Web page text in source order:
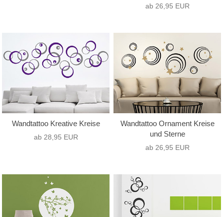
ab 26,95 EUR
Wandtattoo Kreative Kreise
ab 28,95 EUR
Wandtattoo Ornament Kreise
und Sterne
ab 26,95 EUR